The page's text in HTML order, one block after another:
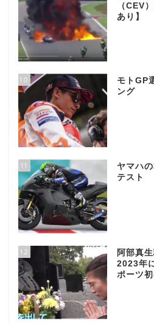
（CEV
あり】
10
モトGP
ング
11
ヤマハ
テスト
12
阿部真
2023年
ポーツ